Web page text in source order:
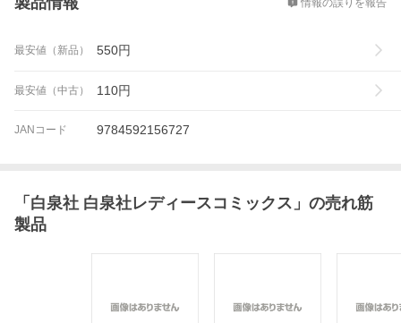
情報の誤りを報告
最安値（新品） 550円
最安値（中古） 110円
JANコード 9784592156727
「 白泉社 白泉社レディースコミックス 」の売れ筋
製品